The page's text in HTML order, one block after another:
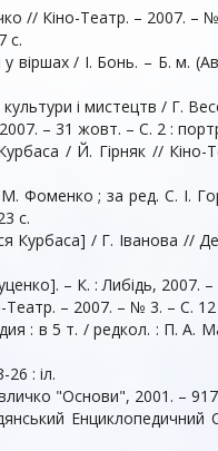
// Кіно-Театр. – 2007. –
c.
віршах / І. Бонь. – Б. м.
і мистецтв / Г.
– 31 жовт. – С. 2 :
/ Й. Гірняк //
Фоменко ; за ред. С. І.
с.
Курбаса] / Г. Іванова //
– К. : Либідь, 2007. –
Театр. – 2007. – № 3. – С.
: в 5 т. / редкол. : П. А.
: іл.
"Основи", 2001. –